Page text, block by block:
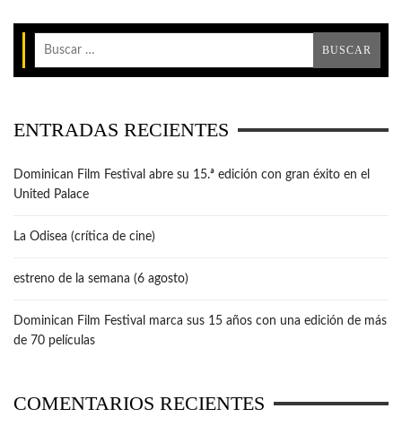
ENTRADAS RECIENTES
Dominican Film Festival abre su 15.ª edición con gran éxito en el
United Palace
La Odisea (crítica de cine)
estreno de la semana (6 agosto)
Dominican Film Festival marca sus 15 años con una edición de más
de 70 películas
COMENTARIOS RECIENTES